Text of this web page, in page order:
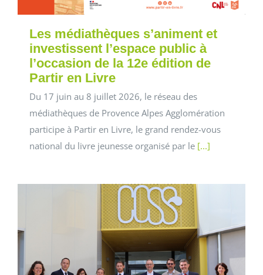
Les médiathèques s’animent et
investissent l’espace public à
l’occasion de la 12e édition de
Partir en Livre
Du 17 juin au 8 juillet 2026, le réseau des
médiathèques de Provence Alpes Agglomération
participe à Partir en Livre, le grand rendez-vous
national du livre jeunesse organisé par le [...]